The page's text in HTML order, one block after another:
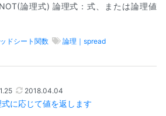
論理式) 論理式：式、または論理値
ドシート関数 論理｜spread
2018.04.04
に応じて値を返します